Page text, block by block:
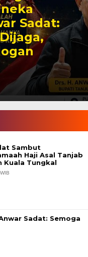
Sadat:
Sambut
Haji Asal Tanjab
Kuala Tungkal
Sadat: Semoga